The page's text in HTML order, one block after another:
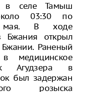
в селе Тамыш
03:30 по
мая. В ходе
Бжания открыл
Раненый
медицинское
Агудзера в
был задержан
розыска